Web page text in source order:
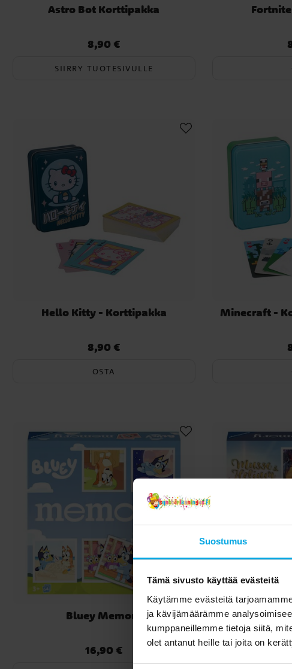
Suostumus
Tämä sivusto käyttää evästeitä
Käytämme evästeitä
ja kävijämäärämme
kumppaneillemme tietoja siitä,
olet antanut heille tai joita on
Astro Bot Korttipakka
Hinta:8,90 €
8,90 €
SIIRRY TUOTESIVULLE
Hello Kitty - Korttipakka
Hinta:8,90 €
8,90 €
OSTA
Minecraft -
Bluey Memory
Hinta:16,90 €
16,90 €
Musse ja